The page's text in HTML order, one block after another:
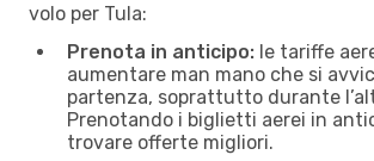
volo per Tula:
Prenota in anticipo: le tariffe
aumentare man mano che si
partenza, soprattutto durante
Prenotando i biglietti aerei in
trovare offerte migliori.